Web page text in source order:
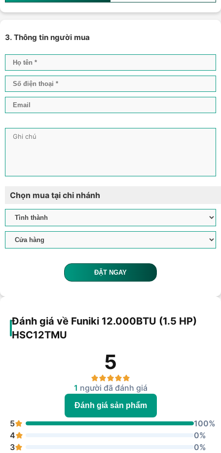
3. Thông tin người mua
Chọn mua tại chi nhánh
ĐẶT NGAY
Đánh giá về Funiki 12.000BTU (1.5 HP)
HSC12TMU
5
1 người đã đánh giá
Đánh giá sản phẩm
5
100%
4
0%
3
0%